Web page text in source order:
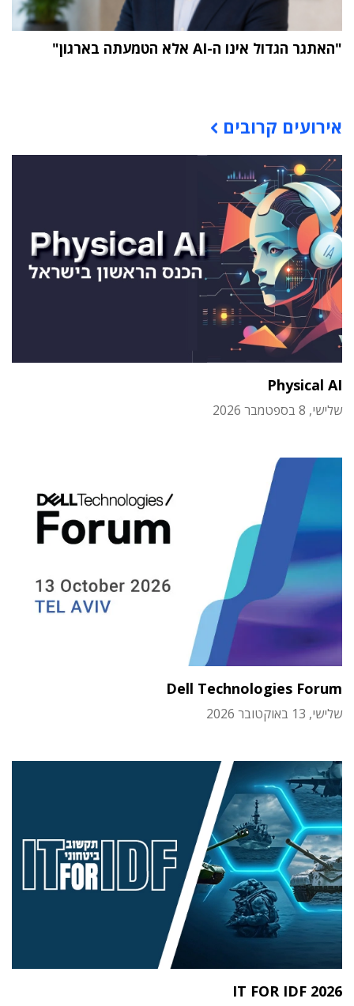
"האתגר הגדול אינו ה-AI אלא הטמעתה בארגון"
אירועים קרובים
Physical AI
שלישי, 8 בספטמבר 2026
Dell Technologies Forum
שלישי, 13 באוקטובר 2026
IT FOR IDF 2026